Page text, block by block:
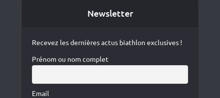
Newsletter
Recevez les dernières actus biathlon exclusives !
Prénom ou nom complet
Email